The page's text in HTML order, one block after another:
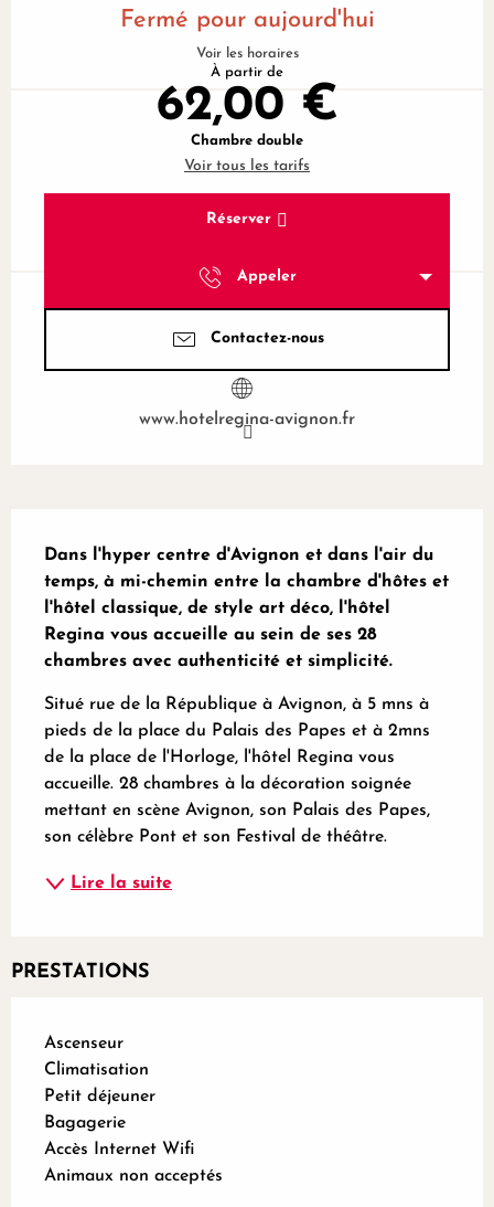
Fermé pour aujourd'hui
Voir les horaires
À partir de
62,00 €
Chambre double
Voir tous les tarifs
Réserver
Appeler
Contactez-nous
www.hotelregina-avignon.fr
Dans l'hyper centre d'Avignon et dans l'air du
temps, à mi-chemin entre la chambre d'hôtes et
l'hôtel classique, de style art déco, l'hôtel
Regina vous accueille au sein de ses 28
chambres avec authenticité et simplicité.
Situé rue de la République à Avignon, à 5 mns à
pieds de la place du Palais des Papes et à 2mns
de la place de l'Horloge, l'hôtel Regina vous
accueille. 28 chambres à la décoration soignée
mettant en scène Avignon, son Palais des Papes,
son célèbre Pont et son Festival de théâtre.
Lire la suite
PRESTATIONS
Ascenseur
Climatisation
Petit déjeuner
Bagagerie
Accès Internet Wifi
Animaux non acceptés